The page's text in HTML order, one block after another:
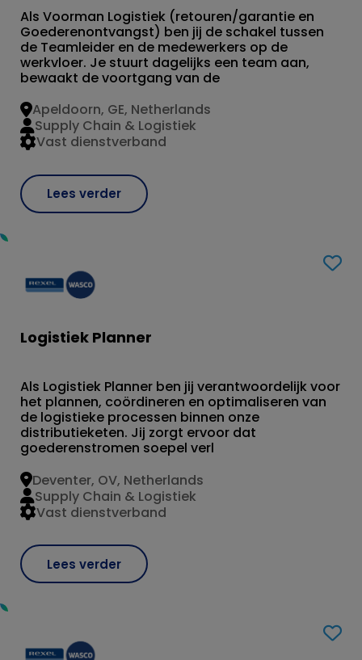
Als Voorman Logistiek (retouren/garantie en
Goederenontvangst) ben jij de schakel tussen
de Teamleider en de medewerkers op de
werkvloer. Je stuurt dagelijks een team aan,
bewaakt de voortgang van de
Lees verder
Apeldoorn, GE, Netherlands
Vast dienstverband
Supply Chain & Logistiek
Logistiek Planner
Als Logistiek Planner ben jij verantwoordelijk voor
het plannen, coördineren en optimaliseren van
de logistieke processen binnen onze
distributieketen. Jij zorgt ervoor dat
goederenstromen soepel verl
Lees verder
Deventer, OV, Netherlands
Vast dienstverband
Supply Chain & Logistiek